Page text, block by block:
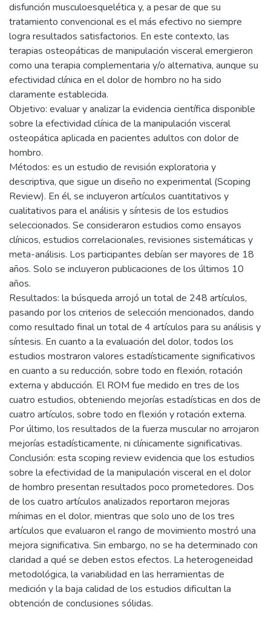
disfunción musculoesquelética y, a pesar de que su
tratamiento convencional es el más efectivo no siempre
logra resultados satisfactorios. En este contexto, las
terapias osteopáticas de manipulación visceral emergieron
como una terapia complementaria y/o alternativa, aunque su
efectividad clínica en el dolor de hombro no ha sido
claramente establecida.
Objetivo: evaluar y analizar la evidencia científica disponible
sobre la efectividad clínica de la manipulación visceral
osteopática aplicada en pacientes adultos con dolor de
hombro.
Métodos: es un estudio de revisión exploratoria y
descriptiva, que sigue un diseño no experimental (Scoping
Review). En él, se incluyeron artículos cuantitativos y
cualitativos para el análisis y síntesis de los estudios
seleccionados. Se consideraron estudios como ensayos
clínicos, estudios correlacionales, revisiones sistemáticas y
meta-análisis. Los participantes debían ser mayores de 18
años. Solo se incluyeron publicaciones de los últimos 10
años.
Resultados: la búsqueda arrojó un total de 248 artículos,
pasando por los criterios de selección mencionados, dando
como resultado final un total de 4 artículos para su análisis y
síntesis. En cuanto a la evaluación del dolor, todos los
estudios mostraron valores estadísticamente significativos
en cuanto a su reducción, sobre todo en flexión, rotación
externa y abducción. El ROM fue medido en tres de los
cuatro estudios, obteniendo mejorías estadísticas en dos de
cuatro artículos, sobre todo en flexión y rotación externa.
Por último, los resultados de la fuerza muscular no arrojaron
mejorías estadísticamente, ni clínicamente significativas.
Conclusión: esta scoping review evidencia que los estudios
sobre la efectividad de la manipulación visceral en el dolor
de hombro presentan resultados poco prometedores. Dos
de los cuatro artículos analizados reportaron mejoras
mínimas en el dolor, mientras que solo uno de los tres
artículos que evaluaron el rango de movimiento mostró una
mejora significativa. Sin embargo, no se ha determinado con
claridad a qué se deben estos efectos. La heterogeneidad
metodológica, la variabilidad en las herramientas de
medición y la baja calidad de los estudios dificultan la
obtención de conclusiones sólidas.